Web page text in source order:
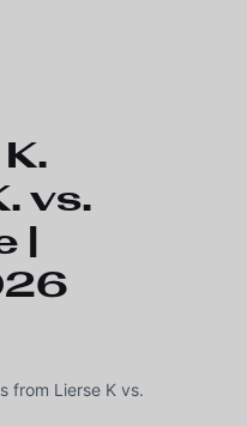
vs.
from Lierse K vs.